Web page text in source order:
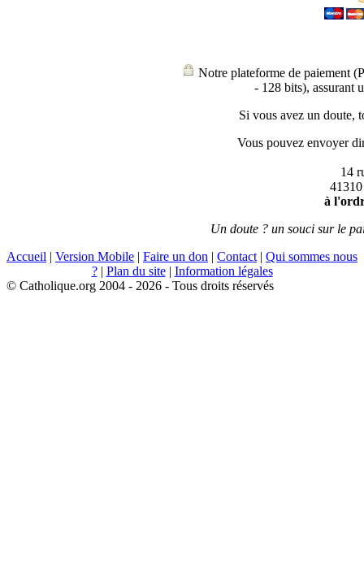
Notre plateforme de paiement
- 128 bits), assurant
Si vous avez un doute,
Vous pouvez envoyer
14
à
Un doute ? un souci sur le
Accueil | Version Mobile | Faire un don | Contact | Qui sommes nous
?| Plan du site| Information légales
© Catholique.org 2004 - 2026 - Tous droits réservés